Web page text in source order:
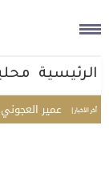
الرئيسية
أخر الأخبار |
عمير العجوني في